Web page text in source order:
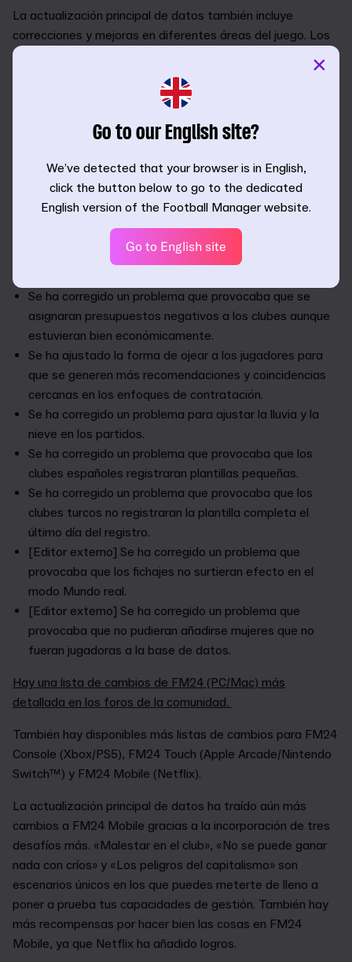
La actualización principal de datos también incluye
correcciones y mejoras en diferentes áreas del juego. Los
ajustes de jugabilidad afectarán a las carreras actuales,
pero habrá que iniciar una partida nueva para que los
cambios en los datos surtan efecto.
Los cambios de la actualización 24.3 de PC/Mac incluyen
Correcciones de estabilidad y cuelgues.
Actualizaciones de fechas y competiciones.
Se ha corregido un «exploit» que provocaba que los
clubes de la IA aceptaran ofertas de fichajes de
mánager humanos sustancialmente menores que el
Se ha corregido un problema que provocaba que se
asignaran presupuestos negativos a los clubes aunque
estuvieran bien económicamente.
Se ha ajustado la forma de ojear a los jugadores para
que se generen más recomendaciones y coincidencias
cercanas en los enfoques de contratación.
Se ha corregido un problema para ajustar la lluvia y la
nieve en los partidos.
Se ha corregido un problema que provocaba que los
clubes españoles registraran plantillas pequeñas.
Se ha corregido un problema que provocaba que los
clubes turcos no registraran la plantilla completa el
último día del registro.
[Editor externo] Se ha corregido un problema que
provocaba que los fichajes no surtieran efecto en el
modo Mundo real.
[Editor externo] Se ha corregido un problema que
provocaba que no pudieran añadirse mujeres que no
fueran jugadoras a la base de datos.
Hay una lista de cambios de FM24 (PC/Mac) más
detallada en los foros de la comunidad.
También hay disponibles más listas de cambios para FM24
Console (Xbox/PS5), FM24 Touch (Apple Arcade/Nintendo
Switch™) y FM24 Mobile (Netflix).
La actualización principal de datos ha traído aún más
cambios a FM24 Mobile gracias a la incorporación de tres
desafíos más. «Malestar en el club», «No se puede ganar
nada con críos» y «Los peligros del capitalismo» son
escenarios únicos en los que puedes meterte de lleno a
poner a prueba tus capacidades de gestión. También hay
más recompensas por hacer bien las cosas en FM24
Mobile, ya que Netflix ha añadido logros.
Go to our English site?
We’ve detected that your browser is in English,
click the button below to go to the dedicated
English version of the Football Manager website.
Go to English site
×